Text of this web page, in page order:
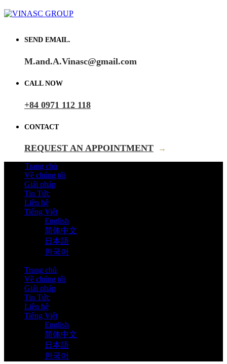
SEND EMAIL.
M.and.A.Vinasc@gmail.com
CALL NOW
+84 0971 112 118
CONTACT
REQUEST AN APPOINTMENT →
Trang chủ
Về chúng tôi
Giải pháp
Tin Tức
Liên hệ
Tiếng Việt
English
简体中文
日本語
한국어
Trang chủ
Về chúng tôi
Giải pháp
Tin Tức
Liên hệ
Tiếng Việt
English
简体中文
日本語
한국어